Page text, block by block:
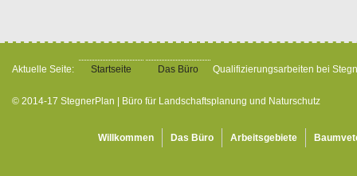
Aktuelle Seite: Startseite Das Büro Qualifizierungsarbeiten bei
© 2014-17 StegnerPlan | Büro für Landschaftsplanung und Naturschutz
Willkommen Das Büro Arbeitsgebiete